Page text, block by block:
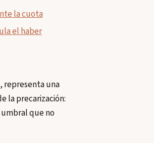
la cuota
el haber
representa una
la precarización:
que no